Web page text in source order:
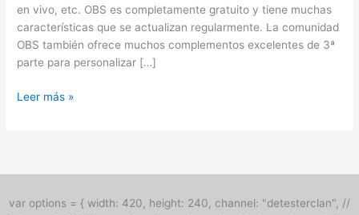
en vivo, etc. OBS es completamente gratuito y tiene muchas
características que se actualizan regularmente. La comunidad
OBS también ofrece muchos complementos excelentes de 3ª
parte para personalizar […]
Leer más »
var options = { width: 420, height: 240, channel: "detesterclan", //